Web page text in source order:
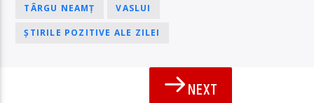
TÂRGU NEAMȚ VASLUI
ȘTIRILE POZITIVE ALE ZILEI
NEXT